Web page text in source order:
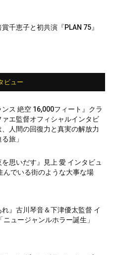
千恵子と初共演『PLAN 75』
ビュー
ンス 絶空 16,000フィート』クラ
ァエ監督オフィシャルインタビ
、人間の回復力と真実の解放力
旅」
を思いだす』見上 愛 インタビュ
んでいる街のような大事な場
れ』古川琴音＆下津優太監督 イ
ニュージャンルホラー誕生」